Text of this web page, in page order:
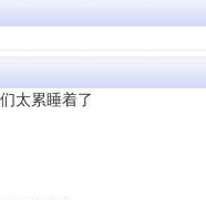
太累睡着了